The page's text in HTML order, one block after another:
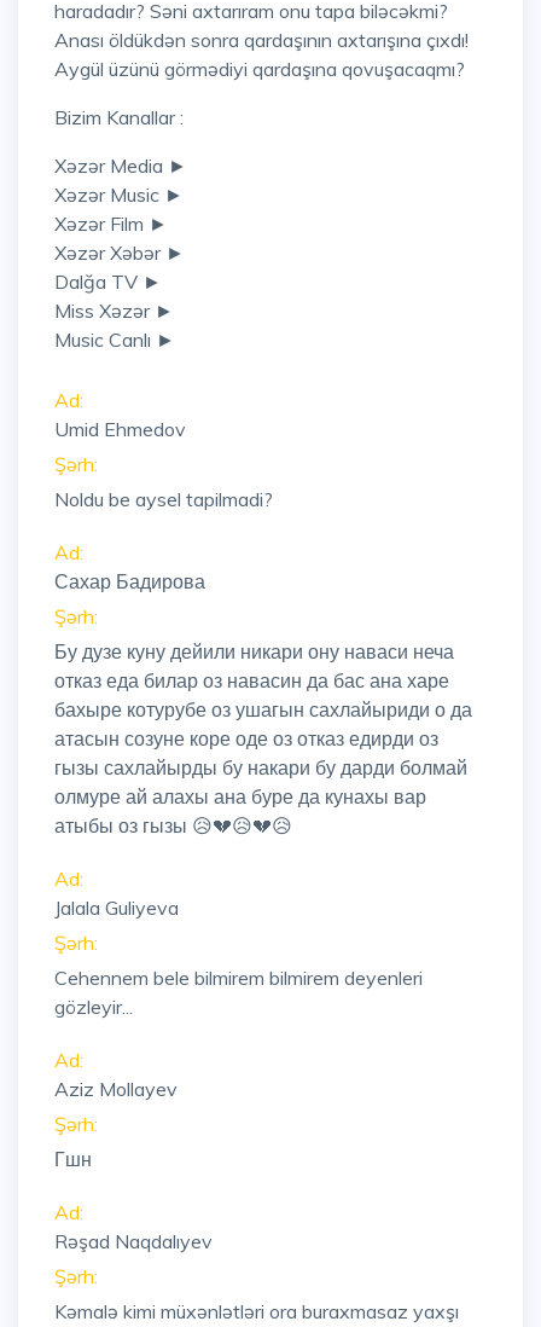
haradadır? Səni axtarıram onu tapa biləcəkmi?
Anası öldükdən sonra qardaşının axtarışına çıxdı!
Aygül üzünü görmədiyi qardaşına qovuşacaqmı?
Bizim Kanallar :
Xəzər Media ►
Xəzər Music ►
Xəzər Film ►
Xəzər Xəbər ►
Dalğa TV ►
Miss Xəzər ►
Music Canlı ►
Ad:
Umid Ehmedov
Şərh:
Noldu be aysel tapilmadi?
Ad:
Сахар Бадирова
Şərh:
Бу дузе куну дейили никари ону наваси неча
отказ еда билар оз навасин да бас ана харе
бахыре котурубе оз ушагын сахлайыриди о да
атасын созуне коре оде оз отказ едирди оз
гызы сахлайырды бу накари бу дарди болмай
олмуре ай алахы ана буре да кунахы вар
атыбы оз гызы 😥💔😥💔😥
Ad:
Jalala Guliyeva
Şərh:
Cehennem bele bilmirem bilmirem deyenleri
gözleyir...
Ad:
Aziz Mollayev
Şərh:
Гшн
Ad:
Rəşad Naqdalıyev
Şərh:
Kəmalə kimi müxənlətləri ora buraxmasaz yaxşı